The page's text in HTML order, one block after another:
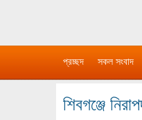
প্রচ্ছদ সকল সংবাদ
শিবগঞ্জে